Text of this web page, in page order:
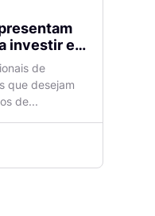
investir em
mais
de
que desejam
de...